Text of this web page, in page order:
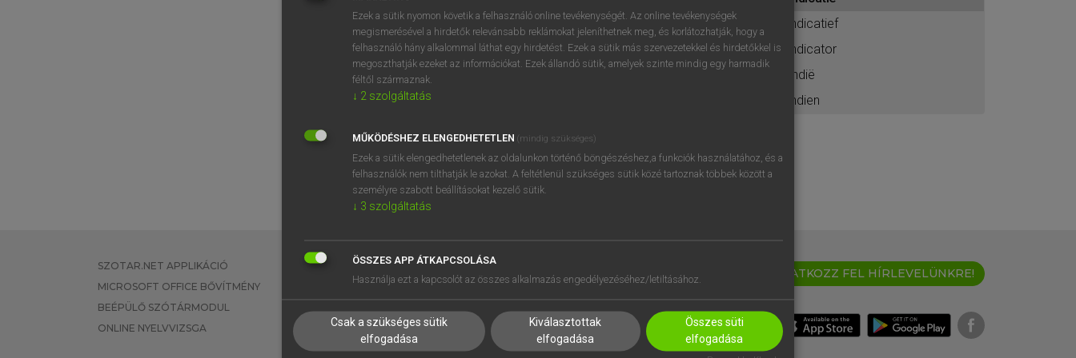
BELÉPÉS
próbaverziójának elindításához
regisztrálok ésbelépek.
REGISZTRÁCIÓ
indicatief
indicator
Indië
indien
SZOTAR.NET APPLIKÁCIÓ
MICROSOFT OFFICE BŐVÍTMÉNY
BEÉPÜLŐ SZÓTÁRMODUL
ONLINE NYELVVIZSGA
EGYÉNI FELHASZNÁLÓKNAK
TANULÓKNAK
VÁLLALATI MEGOLDÁSOK
SÚGÓ
RÓLUNK
SÜTI BEÁLLÍTÁSOK
IRATKOZZ FEL HÍRLEVELÜNKRE!
Ezek a sütik nyomon követik a felhasználó online tevékenységét. Az online tevékenységek
megismerésével a hirdetők relevánsabb reklámokat jeleníthetnek meg, és korlátozhatják, hogy a
felhasználó hány alkalommal láthat egy hirdetést. Ezek a sütik más szervezetekkel és hirdetőkkel is
megoszthatják ezeket az információkat. Ezek állandó sütik, amelyek szinte mindig egy harmadik
féltől származnak.
↓ 2 szolgáltatás
MŰKÖDÉSHEZ ELENGEDHETETLEN (mindig szükséges)
Ezek a sütik elengedhetetlenek az oldalunkon történő böngészéshez,a funkciók használatához, és a
felhasználók nem tilthatják le azokat. A feltétlenül szükséges sütik közé tartoznak többek között a
személyre szabott beállításokat kezelő sütik.
↓ 3 szolgáltatás
ÖSSZES APP ÁTKAPCSOLÁSA
Használja ezt a kapcsolót az összes alkalmazás engedélyezéséhez/letiltásához.
Csak a szükséges sütik
elfogadása
Kiválasztottak
elfogadása
Összes süti
elfogadása